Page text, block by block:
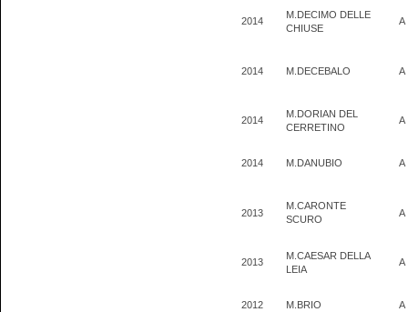
2014
M.DECIMO DELLE
CHIUSE
A
2014 M.DECEBALO A
2014
M.DORIAN DEL
CERRETINO
A
2014 M.DANUBIO A
2013
M.CARONTE
SCURO
A
2013
M.CAESAR DELLA
LEIA
A
2012 M.BRIO A